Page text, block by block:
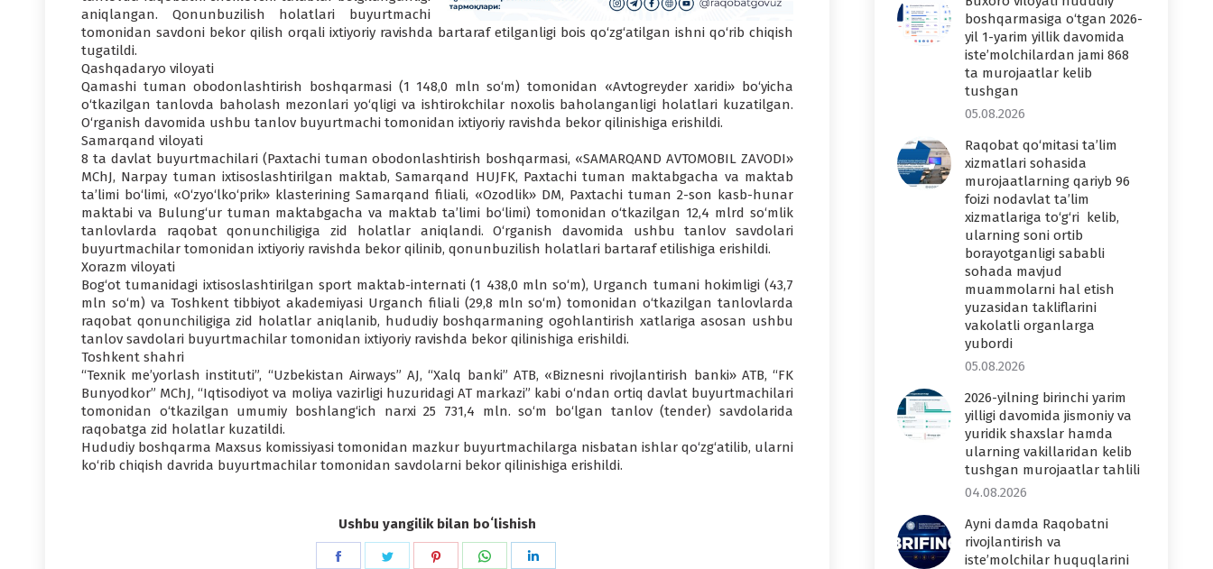
aniqlangan. Qonunbuzilish holatlari buyurtmachi
tomonidan savdoni bekor qilish orqali ixtiyoriy ravishda bartaraf etilganligi bois qo‘zg‘atilgan ishni qo‘rib chiqish
tugatildi.
Qashqadaryo viloyati
Qamashi tuman obodonlashtirish boshqarmasi (1 148,0 mln so‘m) tomonidan «Avtogreyder xaridi» bo‘yicha
o‘tkazilgan tanlovda baholash mezonlari yo‘qligi va ishtirokchilar noxolis baholanganligi holatlari kuzatilgan.
O‘rganish davomida ushbu tanlov buyurtmachi tomonidan ixtiyoriy ravishda bekor qilinishiga erishildi.
Samarqand viloyati
8 ta davlat buyurtmachilari (Paxtachi tuman obodonlashtirish boshqarmasi, «SAMARQAND AVTOMOBIL ZAVODI»
MChJ, Narpay tuman ixtisoslashtirilgan maktab, Samarqand HUJFK, Paxtachi tuman maktabgacha va maktab
ta’limi bo‘limi, «O‘zyo‘lko‘prik» klasterining Samarqand filiali, «Ozodlik» DM, Paxtachi tuman 2-son kasb-hunar
maktabi va Bulung‘ur tuman maktabgacha va maktab ta’limi bo‘limi) tomonidan o‘tkazilgan 12,4 mlrd so‘mlik
tanlovlarda raqobat qonunchiligiga zid holatlar aniqlandi. O‘rganish davomida ushbu tanlov savdolari
buyurtmachilar tomonidan ixtiyoriy ravishda bekor qilinib, qonunbuzilish holatlari bartaraf etilishiga erishildi.
Xorazm viloyati
Bog‘ot tumanidagi ixtisoslashtirilgan sport maktab-internati (1 438,0 mln so‘m), Urganch tumani hokimligi (43,7
mln so‘m) va Toshkent tibbiyot akademiyasi Urganch filiali (29,8 mln so‘m) tomonidan o‘tkazilgan tanlovlarda
raqobat qonunchiligiga zid holatlar aniqlanib, hududiy boshqarmaning ogohlantirish xatlariga asosan ushbu
tanlov savdolari buyurtmachilar tomonidan ixtiyoriy ravishda bekor qilinishiga erishildi.
Toshkent shahri
“Texnik me’yorlash instituti”, “Uzbekistan Airways” AJ, “Xalq banki” ATB, «Biznesni rivojlantirish banki» ATB, “FK
Bunyodkor” MChJ, “Iqtisodiyot va moliya vazirligi huzuridagi AT markazi” kabi o‘ndan ortiq davlat buyurtmachilari
tomonidan o‘tkazilgan umumiy boshlang‘ich narxi 25 731,4 mln. so‘m bo‘lgan tanlov (tender) savdolarida
raqobatga zid holatlar kuzatildi.
Hududiy boshqarma Maxsus komissiyasi tomonidan mazkur buyurtmachilarga nisbatan ishlar qo‘zg‘atilib, ularni
ko‘rib chiqish davrida buyurtmachilar tomonidan savdolarni bekor qilinishiga erishildi.
Ushbu yangilik bilan boʻlishish
Share
Share
Share
Share
boshqarmasiga o‘tgan 2026-
yil 1-yarim yillik davomida
iste’molchilardan jami 868
ta murojaatlar kelib
tushgan
05.08.2026
Raqobat qo‘mitasi ta’lim
xizmatlari sohasida
murojaatlarning qariyb 96
foizi nodavlat ta’lim
xizmatlariga to‘g‘ri kelib,
ularning soni ortib
borayotganligi sababli
sohada mavjud
muammolarni hal etish
yuzasidan takliflarini
vakolatli organlarga
yubordi
05.08.2026
2026-yilning birinchi yarim
yilligi davomida jismoniy va
yuridik shaxslar hamda
ularning vakillaridan kelib
tushgan murojaatlar tahlili
04.08.2026
Ayni damda Raqobatni
rivojlantirish va
iste’molchilar huquqlarini